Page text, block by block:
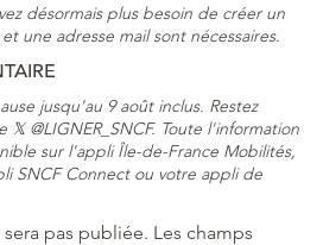
désormais plus besoin de créer un
une adresse mail sont nécessaires.
jusqu'au 9 août inclus. Restez
@LIGNER_SNCF. Toute l'information
sur l'appli Île-de-France Mobilités,
SNCF Connect ou votre appli de
pas publiée. Les champs